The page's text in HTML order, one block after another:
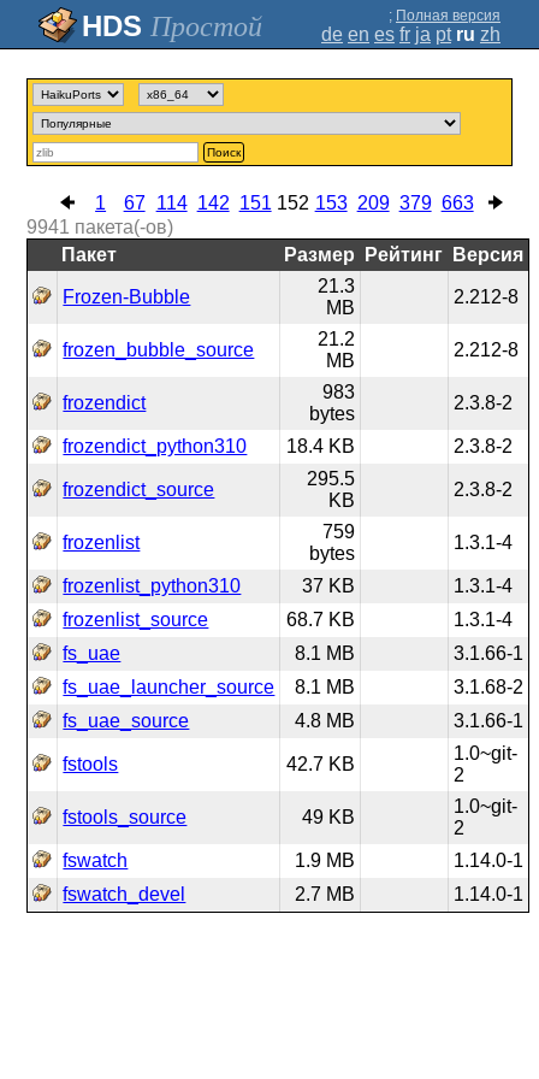
Простой ; Полная версия
de en es fr ja pt ru zh
Поиск
1 67 114 142 151 152 153 209 379 663
9941 пакета(-ов)
Пакет
Размер Рейтинг Версия
Frozen-Bubble
21.3
MB
2.212-8
frozen_bubble_source
21.2
MB
2.212-8
frozendict
983
bytes
2.3.8-2
frozendict_python310 18.4 KB 2.3.8-2
frozendict_source
295.5
KB
2.3.8-2
frozenlist
759
bytes
1.3.1-4
frozenlist_python310 37 KB
1.3.1-4
frozenlist_source
68.7 KB
1.3.1-4
fs_uae
8.1 MB
3.1.66-1
fs_uae_launcher_source
8.1 MB
3.1.68-2
fs_uae_source
4.8 MB 3.1.66-1
fstools 42.7 KB
1.0~git-
2
fstools_source 49 KB
1.0~git-
2
fswatch
1.9 MB
1.14.0-1
fswatch_devel
2.7 MB 1.14.0-1